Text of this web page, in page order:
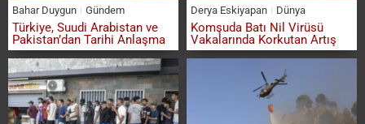
Bahar Duygun Gündem
Türkiye, Suudi Arabistan ve
Pakistan’dan Tarihi Anlaşma
Derya Eskiyapan Dünya
Komşuda Batı Nil Virüsü
Vakalarında Korkutan Artış